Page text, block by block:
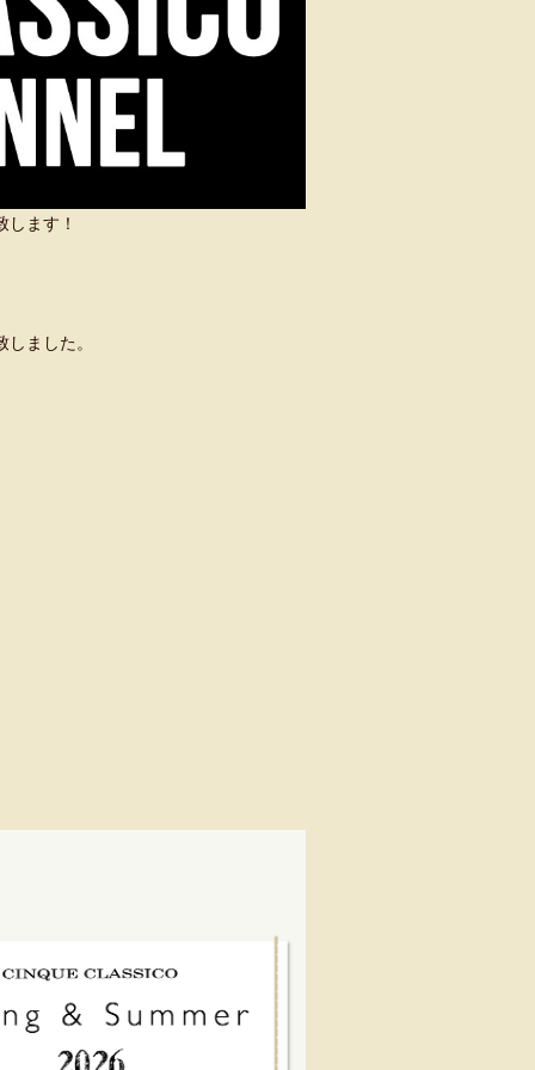
ます！
ました。